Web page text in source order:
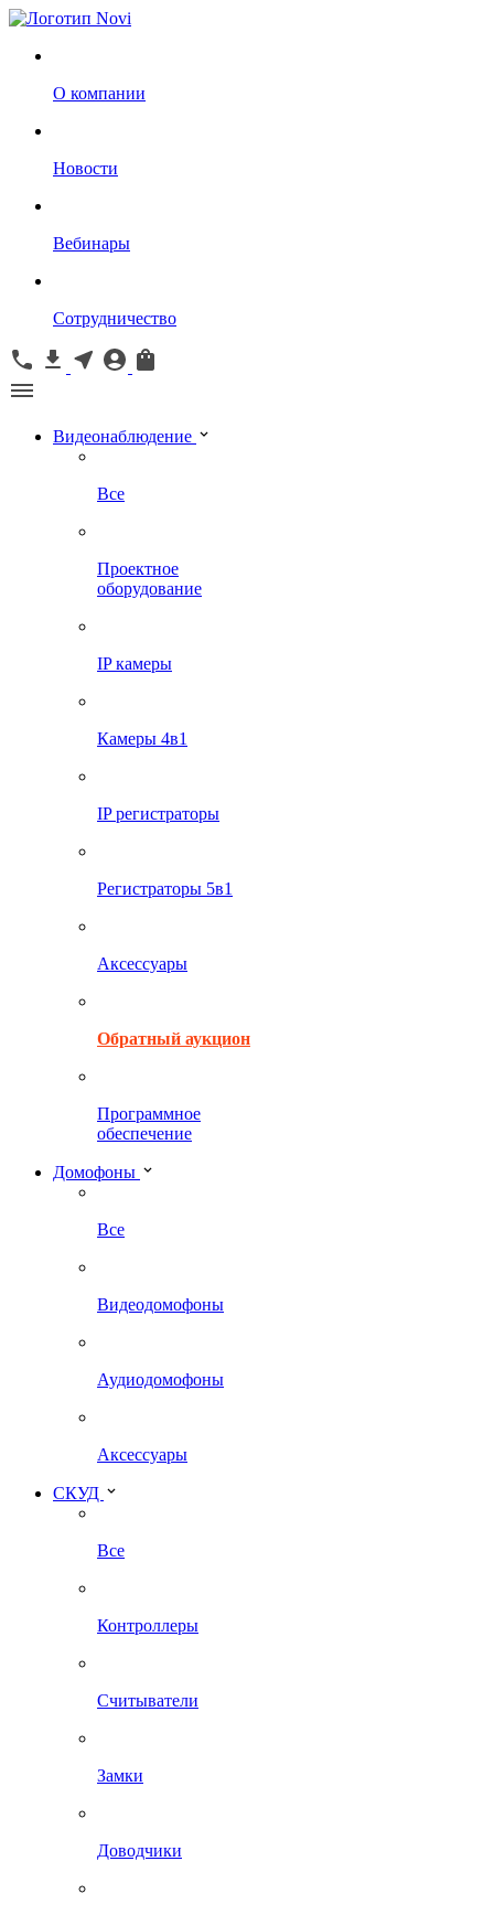
О компании
Новости
Вебинары
Сотрудничество
Видеонаблюдение
Все
Проектное
оборудование
IP камеры
Камеры 4в1
IP регистраторы
Регистраторы 5в1
Аксессуары
Обратный аукцион
Программное
обеспечение
Домофоны
Все
Видеодомофоны
Аудиодомофоны
Аксессуары
СКУД
Все
Контроллеры
Считыватели
Замки
Доводчики